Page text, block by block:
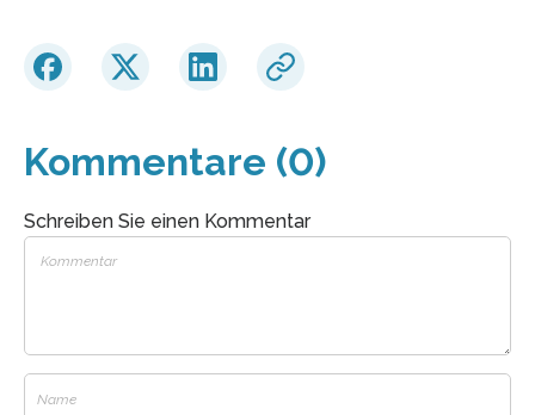
Kommentare (0)
Schreiben Sie einen Kommentar